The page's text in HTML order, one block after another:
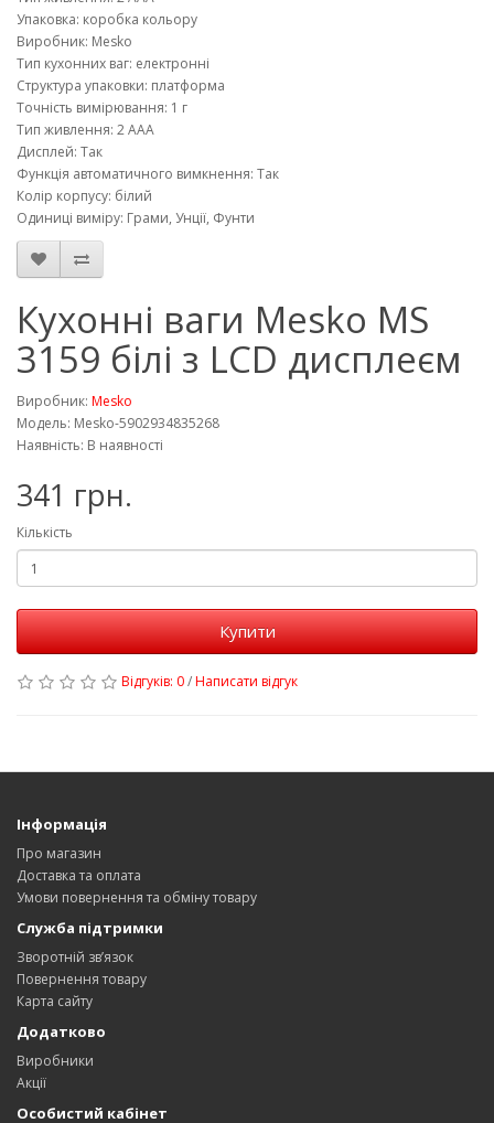
Упаковка: коробка кольору
Виробник: Mesko
Тип кухонних ваг: електронні
Структура упаковки: платформа
Точність вимірювання: 1 г
Тип живлення: 2 ААА
Дисплей: Так
Функція автоматичного вимкнення: Так
Колір корпусу: білий
Одиниці виміру: Грами, Унції, Фунти
Кухонні ваги Mesko MS
3159 білі з LCD дисплеєм
Виробник: Mesko
Модель: Mesko-5902934835268
Наявність: В наявності
341 грн.
Кількість
Купити
Відгуків: 0/Написати відгук
Інформація
Про магазин
Доставка та оплата
Умови повернення та обміну товару
Служба підтримки
Зворотній зв’язок
Повернення товару
Карта сайту
Додатково
Виробники
Акції
Особистий кабінет